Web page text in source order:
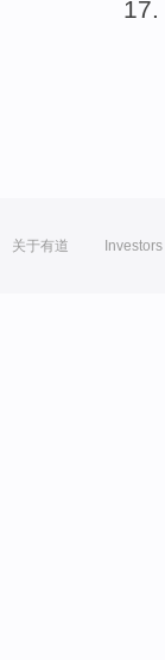
关于有道 Investors